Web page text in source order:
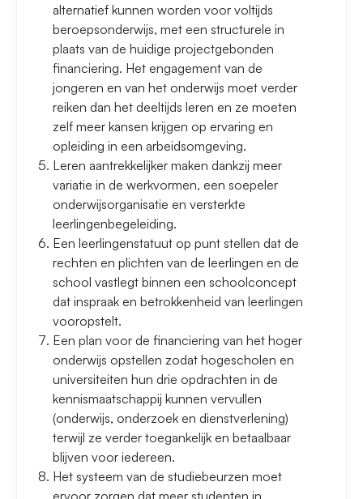
alternatief kunnen worden voor voltijds
beroepsonderwijs, met een structurele in
plaats van de huidige projectgebonden
financiering. Het engagement van de
jongeren en van het onderwijs moet verder
reiken dan het deeltijds leren en ze moeten
zelf meer kansen krijgen op ervaring en
opleiding in een arbeidsomgeving.
Leren aantrekkelijker maken dankzij meer
variatie in de werkvormen, een soepeler
onderwijsorganisatie en versterkte
leerlingenbegeleiding.
Een leerlingenstatuut op punt stellen dat de
rechten en plichten van de leerlingen en de
school vastlegt binnen een schoolconcept
dat inspraak en betrokkenheid van leerlingen
vooropstelt.
Een plan voor de financiering van het hoger
onderwijs opstellen zodat hogescholen en
universiteiten hun drie opdrachten in de
kennismaatschappij kunnen vervullen
(onderwijs, onderzoek en dienstverlening)
terwijl ze verder toegankelijk en betaalbaar
blijven voor iedereen.
Het systeem van de studiebeurzen moet